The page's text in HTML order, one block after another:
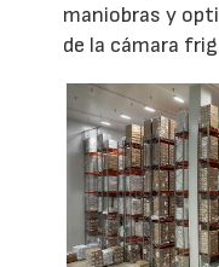
maniobras y
de la cámara